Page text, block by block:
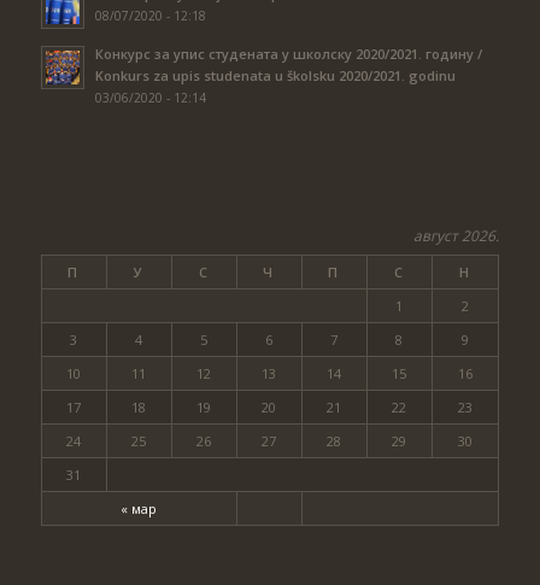
08/07/2020 - 12:18
Конкурс за упис студената у школску 2020/2021. годину /
Konkurs za upis studenata u školsku 2020/2021. godinu
03/06/2020 - 12:14
август 2026.
П У С Ч П С Н
« мар
1
2
3
4 5 6 7 8
9
10
11 12 13 14 15
16
17
18 19 20 21 22
23
24
25 26 27 28 29
30
31